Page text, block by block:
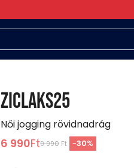
ZICLAKS25
Női jogging rövidnadrág
6 990Ft9 990 Ft -30%